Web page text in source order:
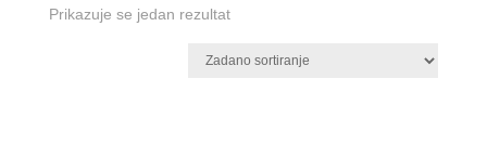
Prikazuje se jedan rezultat